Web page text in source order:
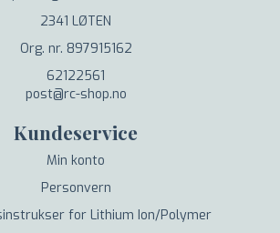
2341 LØTEN
Org. nr. 897915162
62122561
post@rc-shop.no
Kundeservice
Min konto
Personvern
for Lithium Ion/Polymer